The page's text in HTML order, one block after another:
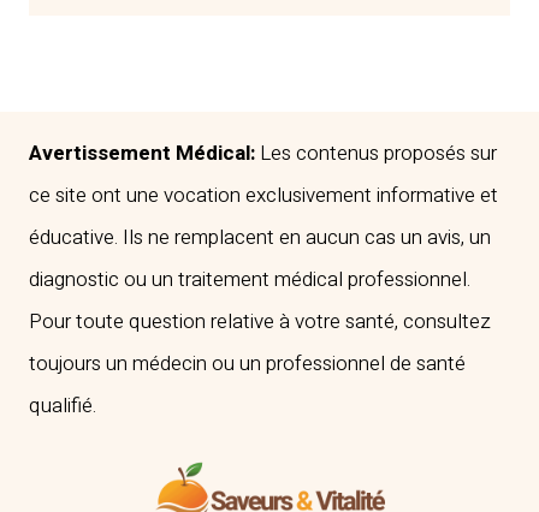
QUAND
Avertissement Médical: Les contenus proposés sur
ce site ont une vocation exclusivement informative et
éducative. Ils ne remplacent en aucun cas un avis, un
diagnostic ou un traitement médical professionnel.
Pour toute question relative à votre santé, consultez
toujours un médecin ou un professionnel de santé
qualifié.